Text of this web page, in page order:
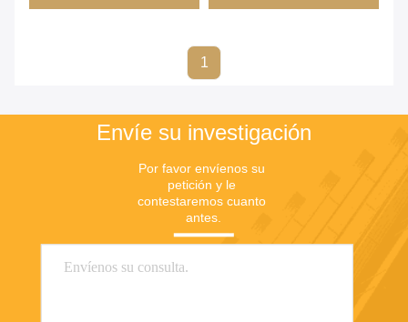
1
Envíe su investigación
Por favor envíenos su
petición y le
contestaremos cuanto
antes.